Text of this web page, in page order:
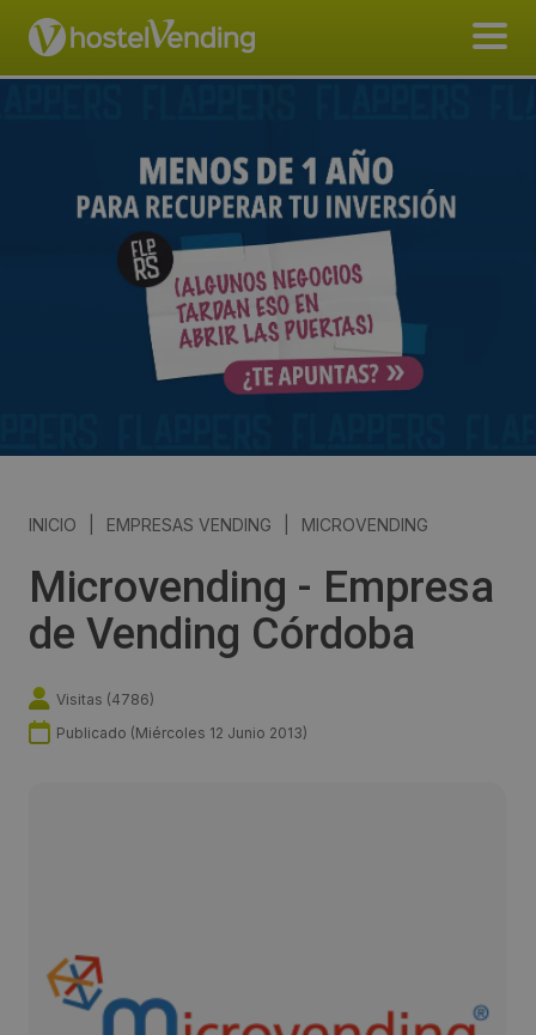
INICIO EMPRESAS VENDING MICROVENDING
Microvending - Empresa
de Vending Córdoba
Visitas (4786)
Publicado (Miércoles 12 Junio 2013)